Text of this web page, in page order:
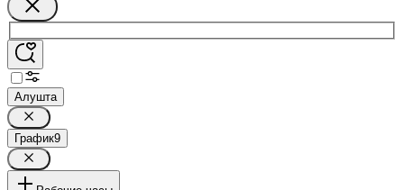
Алушта
График9